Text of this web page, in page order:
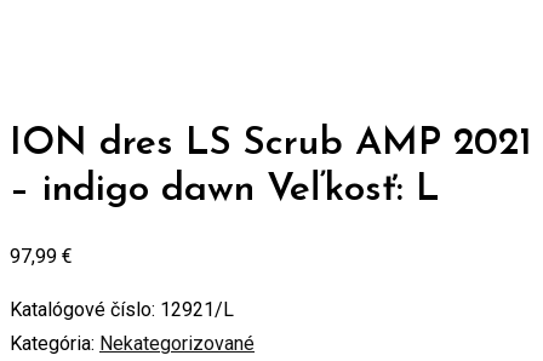
ION dres LS Scrub AMP 2021
– indigo dawn Veľkosť: L
97,99 €
Katalógové číslo: 12921/L
Kategória: Nekategorizované